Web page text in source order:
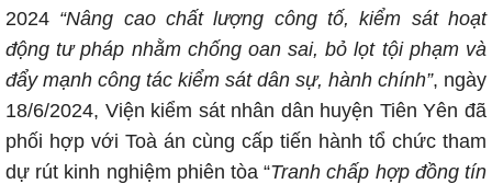
2024 “Nâng cao chất lượng công tố, kiểm sát hoạt
động tư pháp nhằm chống oan sai, bỏ lọt tội phạm và
đẩy mạnh công tác kiểm sát dân sự, hành chính”, ngày
18/6/2024, Viện kiểm sát nhân dân huyện Tiên Yên đã
phối hợp với Toà án cùng cấp tiến hành tổ chức tham
dự rút kinh nghiệm phiên tòa “Tranh chấp hợp đồng tín